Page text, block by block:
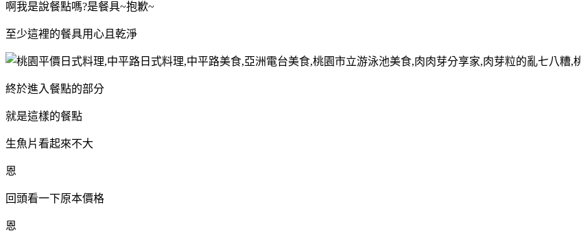
啊我是說餐點嗎?是餐具~抱歉~
至少這裡的餐具用心且乾淨
終於進入餐點的部分
就是這樣的餐點
生魚片看起來不大
恩
回頭看一下原本價格
恩